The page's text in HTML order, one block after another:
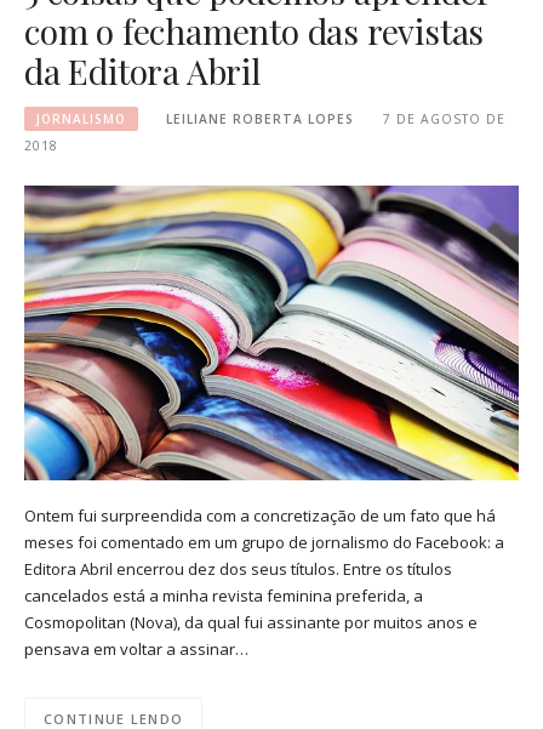
com o fechamento das revistas
da Editora Abril
JORNALISMO LEILIANE ROBERTA LOPES
7 DE AGOSTO DE
2018
Ontem fui surpreendida com a concretização de um fato que há
meses foi comentado em um grupo de jornalismo do Facebook: a
Editora Abril encerrou dez dos seus títulos. Entre os títulos
cancelados está a minha revista feminina preferida, a
Cosmopolitan (Nova), da qual fui assinante por muitos anos e
pensava em voltar a assinar…
CONTINUE LENDO